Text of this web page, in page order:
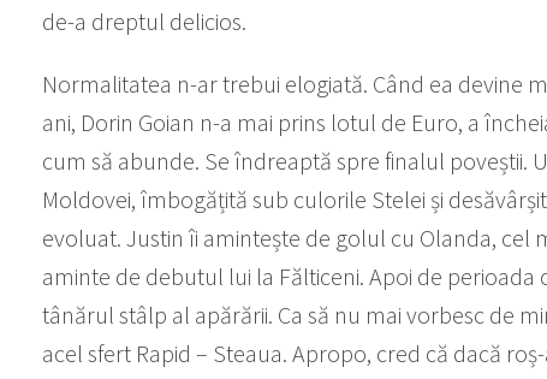
de-a dreptul delicios.
Normalitatea n-ar trebui elogiată. Când ea devine
ani, Dorin Goian n-a mai prins lotul de Euro, a
cum să abunde. Se îndreaptă spre finalul poveștii.
Moldovei, îmbogățită sub culorile Stelei și
evoluat. Justin îi amintește de golul cu Olanda, cel
aminte de debutul lui la Fălticeni. Apoi de
tânărul stâlp al apărării. Ca să nu mai vorbesc de
acel sfert Rapid – Steaua. Apropo, cred că dacă